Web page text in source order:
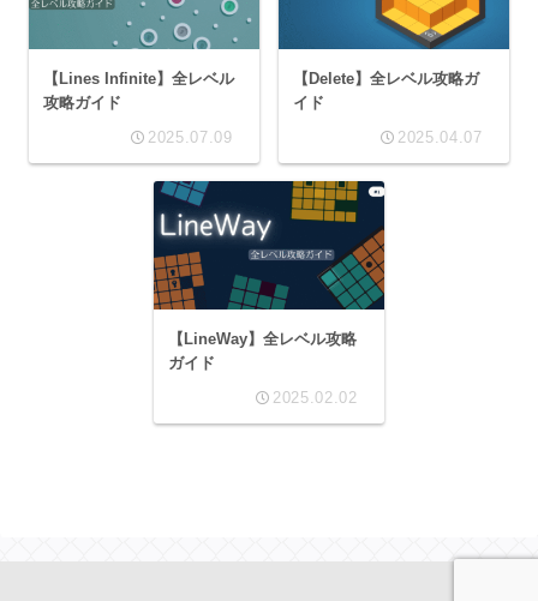
【Lines Infinite】全レベル
攻略ガイド
2025.07.09
【Delete】全レベル攻略ガ
イド
2025.04.07
【LineWay】全レベル攻略
ガイド
2025.02.02